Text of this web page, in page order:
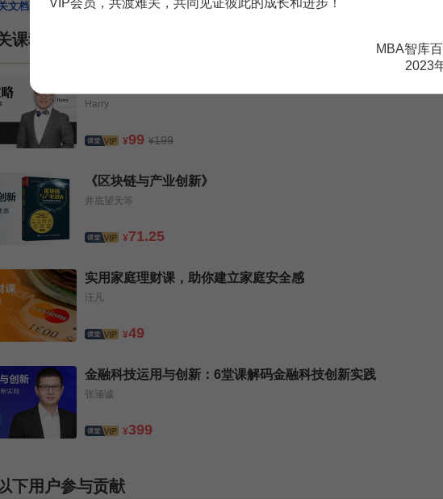
文档
课程
Harry
¥99 ¥199
《区块链与产业创新》
井底望天等
¥71.25
实用家庭理财课，助你建立家庭安全感
汪凡
¥49
金融科技运用与创新：6堂课解码金融科技创新实践
张涵诚
¥399
下用户参与贡献
MBA智库
2023